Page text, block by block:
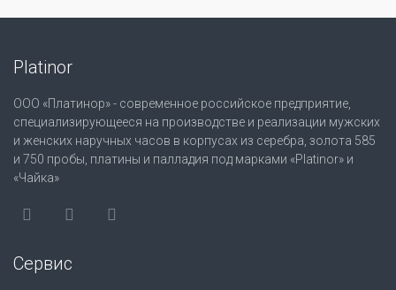
Platinor
ООО «Платинор» - современное российское предприятие,
специализирующееся на производстве и реализации мужских
и женских наручных часов в корпусах из серебра, золота 585
и 750 пробы, платины и палладия под марками «Platinor» и
«Чайка»
Сервис